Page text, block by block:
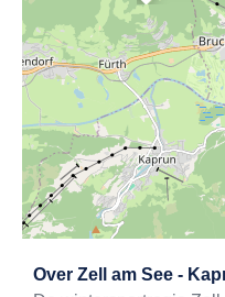
Over Zell am See -